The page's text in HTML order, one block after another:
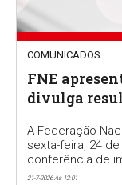
COMUNICADOS
FNE
divulga
A Federação
sexta-feira, 24
conferência de
21-7-2026 Às 12:01